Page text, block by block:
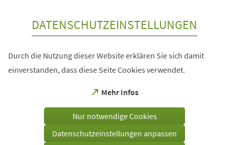
DATENSCHUTZEINSTELLUNGEN
Durch die Nutzung dieser Website erklären Sie sich damit
einverstanden, dass diese Seite Cookies verwendet.
Mehr Infos
(Öffnet
einem
Tab)
Nur notwendige Cookies
Datenschutzeinstellungen anpassen